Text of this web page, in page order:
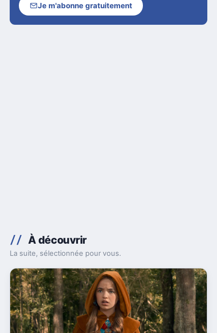
Je m'abonne gratuitement
À découvrir
La suite, sélectionnée pour vous.